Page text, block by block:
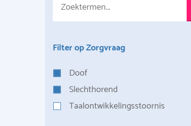
Filter op Zorgvraag
Doof
Slechthorend
Taalontwikkelingsstoornis